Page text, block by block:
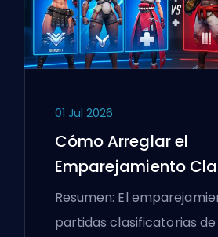
01 Jul 2026
Cómo Arreglar el
Emparejamiento
de Overwatch 2 y los
Aplastantes
Resumen: El
partidas clasificatorias